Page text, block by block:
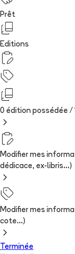
Prêt
Editions
0 édition possédée /
Modifier mes
dédicace, ex-libris...)
Modifier mes
cote...)
Terminée